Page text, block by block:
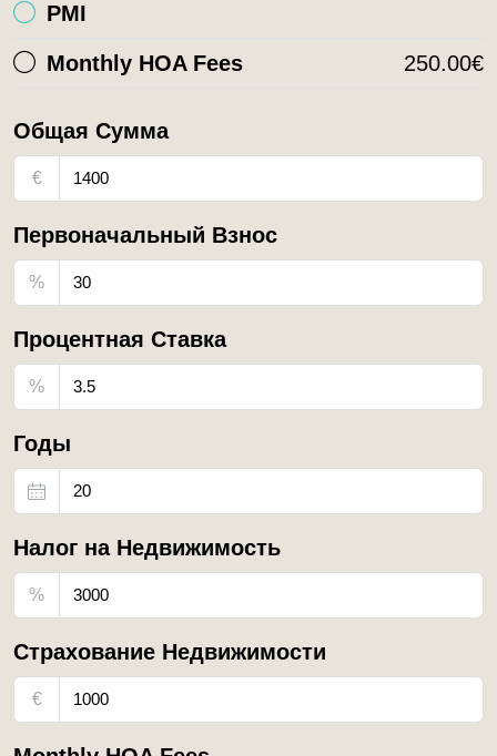
PMI
Monthly HOA Fees 250.00€
Общая Сумма
€
Первоначальный Взнос
%
Процентная Ставка
%
Годы
Налог на Недвижимость
%
Страхование Недвижимости
€